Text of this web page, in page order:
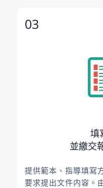
03
填
並繳交
提供範本、指導填寫
要求提出文件内容。